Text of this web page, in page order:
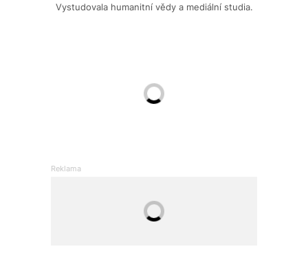
Vystudovala humanitní vědy a mediální studia.